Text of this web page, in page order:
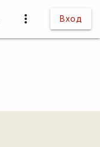
more_vert Вход